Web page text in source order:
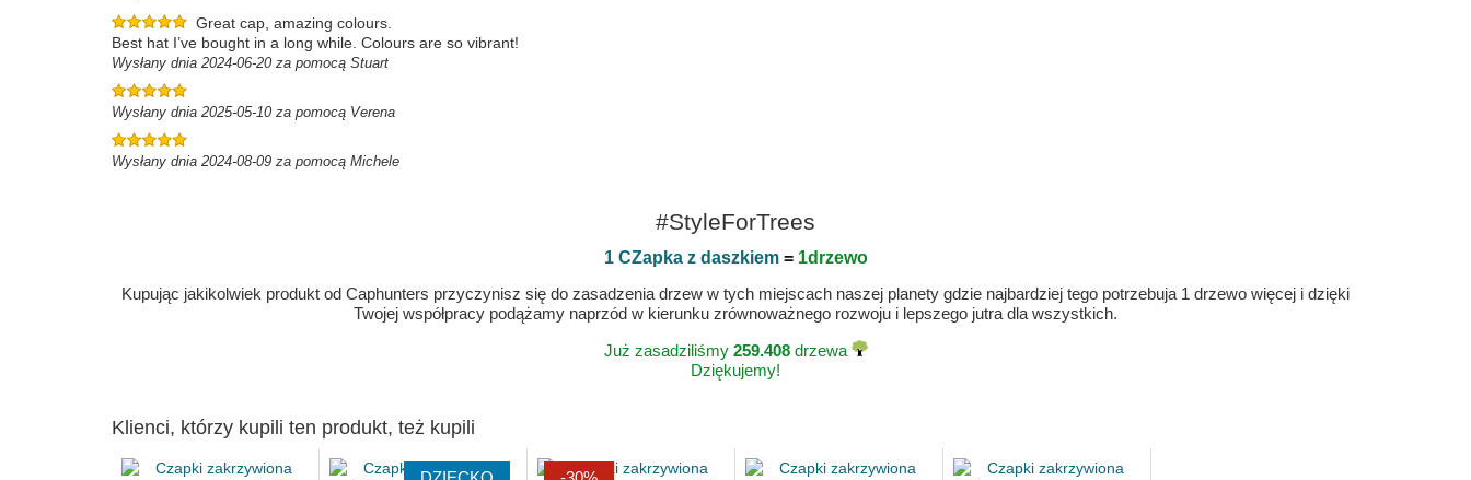
Great cap, amazing colours.
Best hat I’ve bought in a long while. Colours are so vibrant!
Wysłany dnia 2024-06-20 za pomocą Stuart
Wysłany dnia 2025-05-10 za pomocą Verena
Wysłany dnia 2024-08-09 za pomocą Michele
#StyleForTrees
1 CZapka z daszkiem= 1drzewo
Kupując jakikolwiek produkt od Caphunters przyczynisz się do zasadzenia drzew w tych miejscach naszej planety gdzie najbardziej tego potrzebuja 1 drzewo więcej i dzięki
Twojej współpracy podążamy naprzód w kierunku zrównoważnego rozwoju i lepszego jutra dla wszystkich.
Już zasadziliśmy 259.408drzewa
Dziękujemy!
Klienci, którzy kupili ten produkt, też kupili